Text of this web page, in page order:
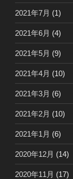
2021年7月 (1)
2021年6月 (4)
2021年5月 (9)
2021年4月 (10)
2021年3月 (6)
2021年2月 (10)
2021年1月 (6)
2020年12月 (14)
2020年11月 (17)